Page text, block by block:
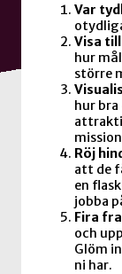
Var
Visa
hur
större
hur
Röj
att de
en
jobba
Fira
och
Glöm
ni har.